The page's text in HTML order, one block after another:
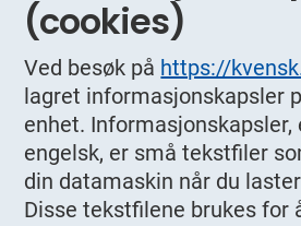
(cookies)
Ved besøk på https://
lagret informasjonskapsler
enhet. Informasjonskapsler,
engelsk, er små tekstfiler
din datamaskin når du
Disse tekstfilene brukes for